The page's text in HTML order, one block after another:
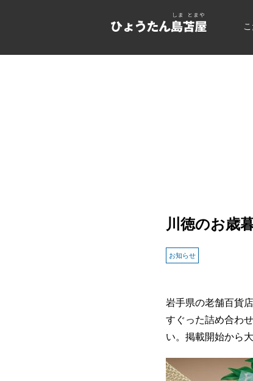
川徳のお歳
お知らせ
岩手県の老舗百貨店
すぐった詰め合わせ
い。掲載開始から